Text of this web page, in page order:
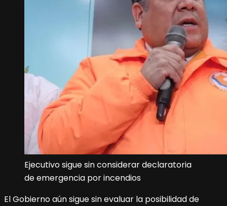
Ejecutivo sigue sin considerar declaratoria
de emergencia por incendios
El Gobierno aún sigue sin evaluar la posibilidad de